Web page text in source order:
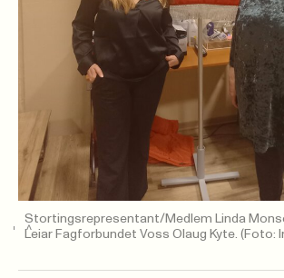
Stortingsrepresentant/Medlem Linda
Leiar Fagforbundet Voss Olaug Kyte. (Foto: